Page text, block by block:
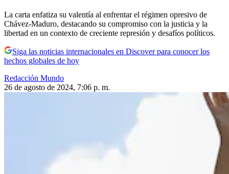
La carta enfatiza su valentía al enfrentar el régimen opresivo de
Chávez-Maduro, destacando su compromiso con la justicia y la
libertad en un contexto de creciente represión y desafíos políticos.
Siga las noticias internacionales en Discover para conocer los
hechos globales de hoy
Redacción Mundo
26 de agosto de 2024, 7:06 p. m.